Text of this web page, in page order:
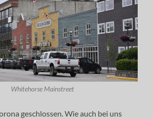
Whitehorse Mainstreet
geschlossen. Wie auch bei uns